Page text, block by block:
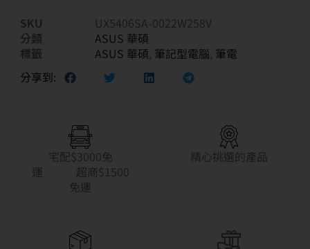
SKU
UX5406SA-0022W258V
分類
ASUS 華碩
標籤
ASUS 華碩, 筆記型電腦, 筆電
分享到:
宅配$3000免
運 超商$1500
免運
精心挑選的產品